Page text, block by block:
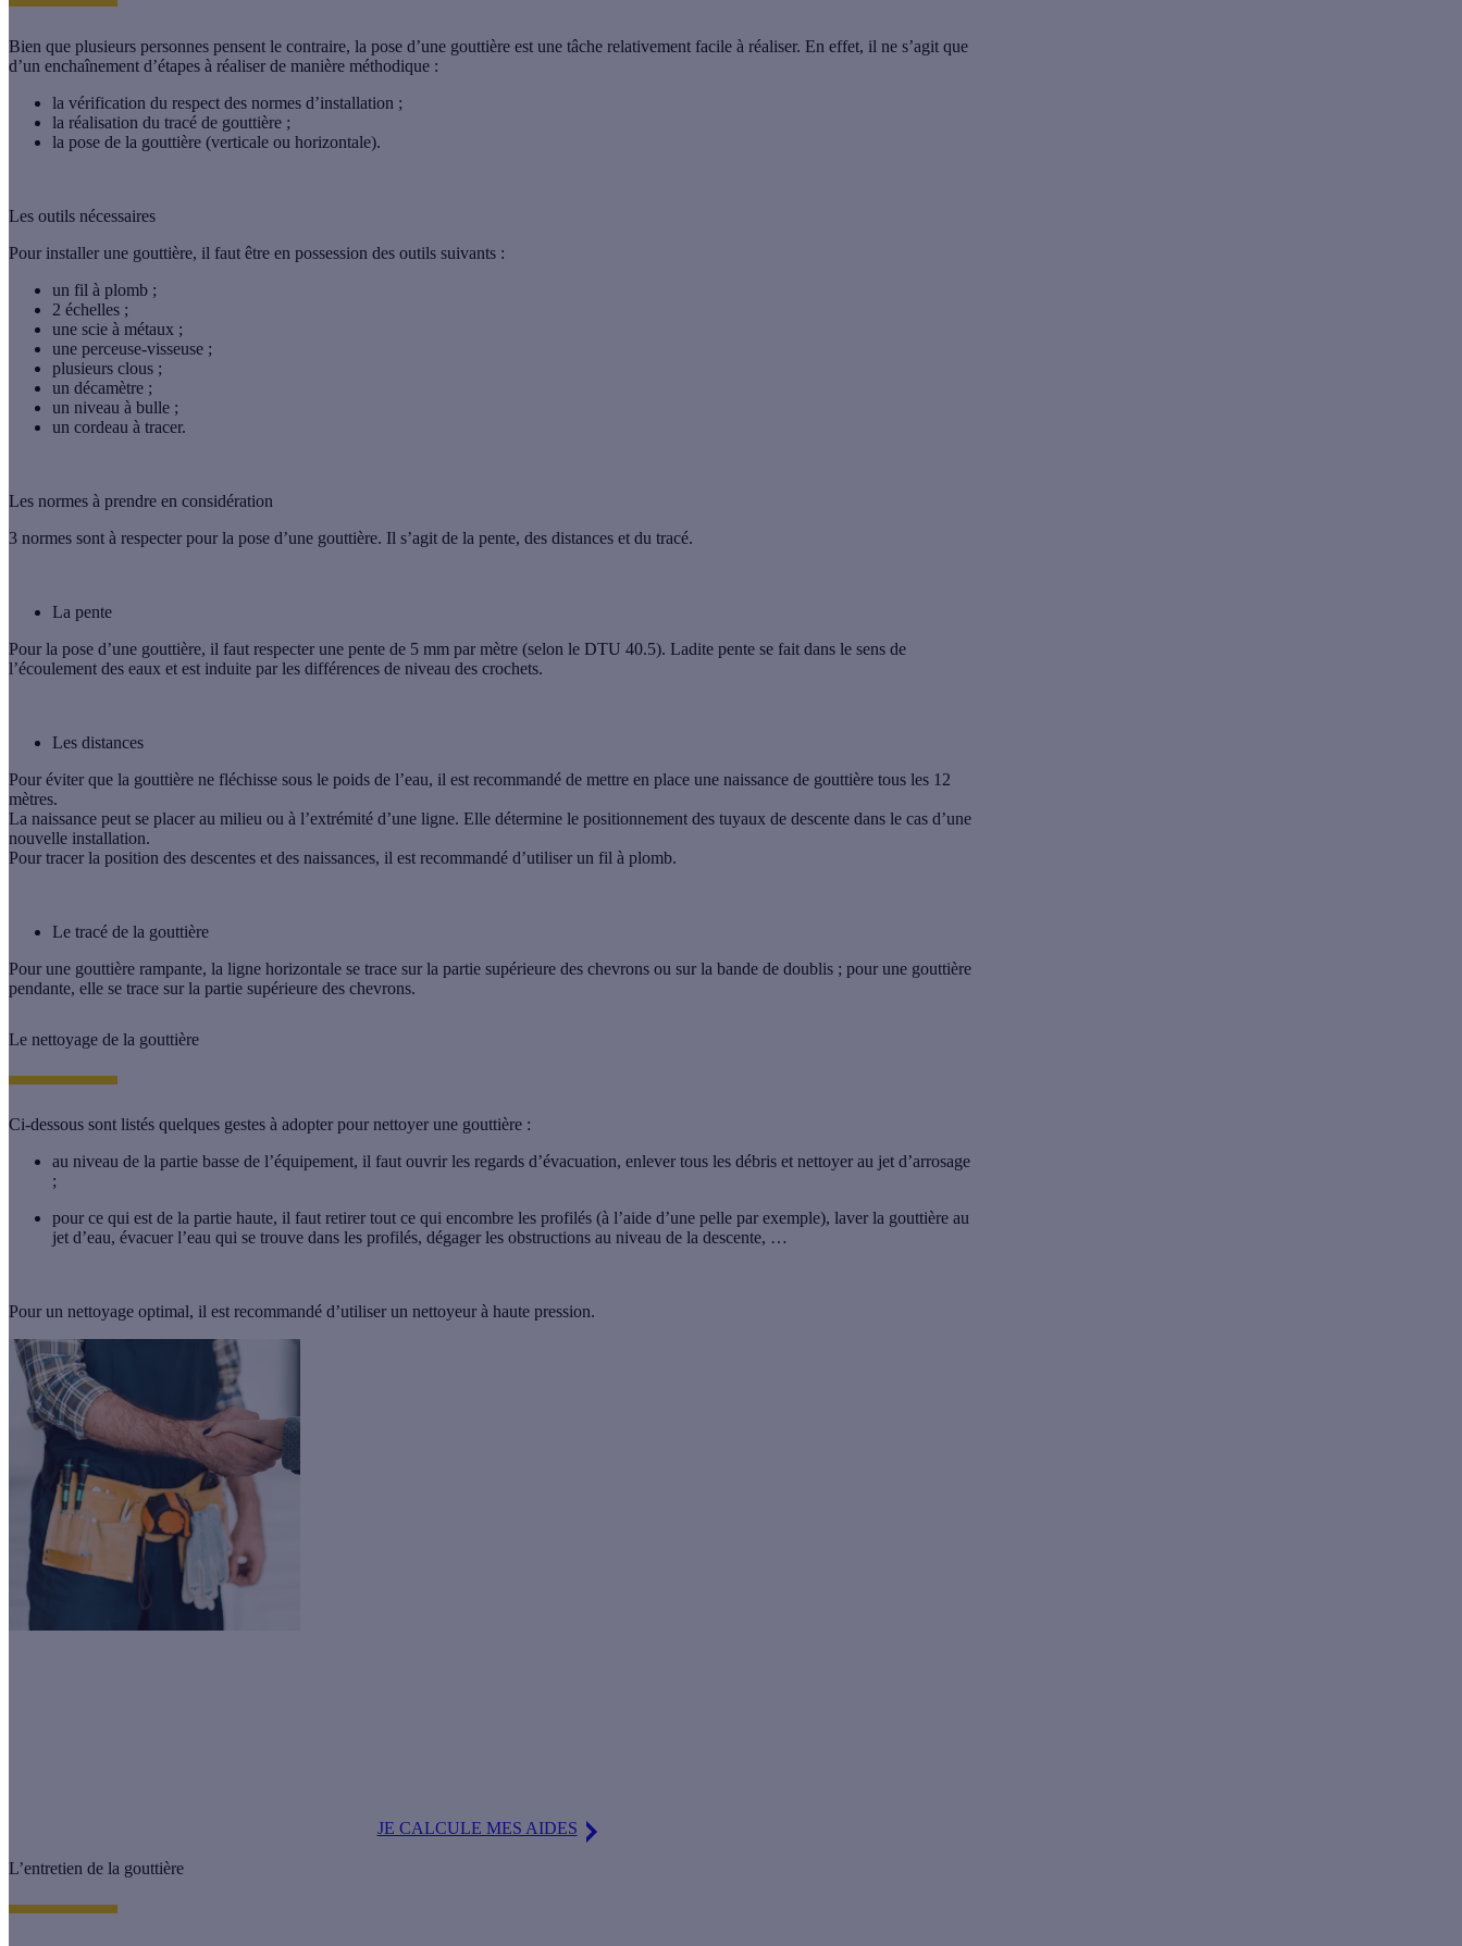
Bien que plusieurs personnes pensent le contraire, la pose d’une gouttière est une tâche relativement facile à réaliser. En effet, il ne s’agit que
d’un enchaînement d’étapes à réaliser de manière méthodique :
la vérification du respect des normes d’installation ;
la réalisation du tracé de gouttière ;
la pose de la gouttière (verticale ou horizontale).
Les outils nécessaires
Pour installer une gouttière, il faut être en possession des outils suivants :
un fil à plomb ;
2 échelles ;
une scie à métaux ;
une perceuse-visseuse ;
plusieurs clous ;
un décamètre ;
un niveau à bulle ;
un cordeau à tracer.
Les normes à prendre en considération
3 normes sont à respecter pour la pose d’une gouttière. Il s’agit de la pente, des distances et du tracé.
La pente
Pour la pose d’une gouttière, il faut respecter une pente de 5 mm par mètre (selon le DTU 40.5). Ladite pente se fait dans le sens de
l’écoulement des eaux et est induite par les différences de niveau des crochets.
Les distances
Pour éviter que la gouttière ne fléchisse sous le poids de l’eau, il est recommandé de mettre en place une naissance de gouttière tous les 12
mètres.
La naissance peut se placer au milieu ou à l’extrémité d’une ligne. Elle détermine le positionnement des tuyaux de descente dans le cas d’une
nouvelle installation.
Pour tracer la position des descentes et des naissances, il est recommandé d’utiliser un fil à plomb.
Le tracé de la gouttière
Pour une gouttière rampante, la ligne horizontale se trace sur la partie supérieure des chevrons ou sur la bande de doublis ; pour une gouttière
pendante, elle se trace sur la partie supérieure des chevrons.
Le nettoyage de la gouttière
Ci-dessous sont listés quelques gestes à adopter pour nettoyer une gouttière :
au niveau de la partie basse de l’équipement, il faut ouvrir les regards d’évacuation, enlever tous les débris et nettoyer au jet d’arrosage
;
pour ce qui est de la partie haute, il faut retirer tout ce qui encombre les profilés (à l’aide d’une pelle par exemple), laver la gouttière au
jet d’eau, évacuer l’eau qui se trouve dans les profilés, dégager les obstructions au niveau de la descente, …
Pour un nettoyage optimal, il est recommandé d’utiliser un nettoyeur à haute pression.
JE CALCULE MES AIDES
L’entretien de la gouttière